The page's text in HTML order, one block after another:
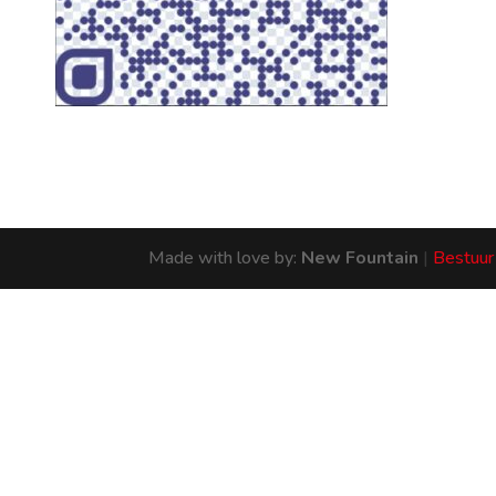
Made with love by: New Fountain |